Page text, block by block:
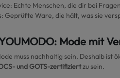
Echte Menschen, die dir bei
Geprüfte Ware, die hält, was sie
Mode mit
muss nachhaltig sein. Deshalb
und GOTS-zertifiziertzu sein.